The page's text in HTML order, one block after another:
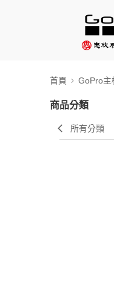
首頁 GoPro主
商品分類
所有分類